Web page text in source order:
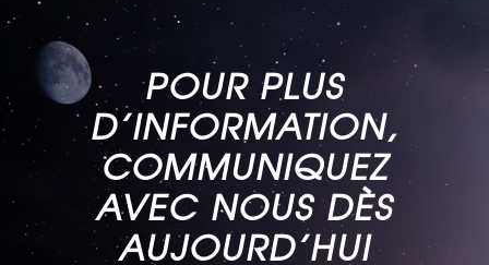
POUR PLUS
D’INFORMATION,
COMMUNIQUEZ
AVEC NOUS DÈS
AUJOURD’HUI